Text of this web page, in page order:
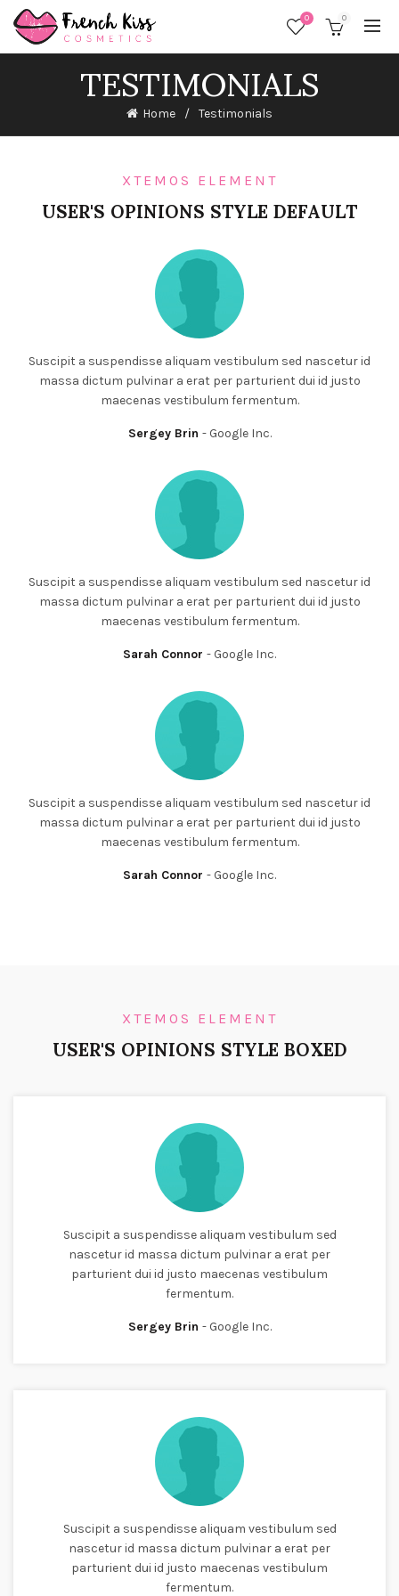
0 0
TESTIMONIALS
Home Testimonials
XTEMOS ELEMENT
USER'S OPINIONS STYLE DEFAULT
Suscipit a suspendisse aliquam vestibulum sed nascetur id
massa dictum pulvinar a erat per parturient dui id justo
maecenas vestibulum fermentum.
Sergey Brin Google Inc.
Suscipit a suspendisse aliquam vestibulum sed nascetur id
massa dictum pulvinar a erat per parturient dui id justo
maecenas vestibulum fermentum.
Sarah Connor Google Inc.
Suscipit a suspendisse aliquam vestibulum sed nascetur id
massa dictum pulvinar a erat per parturient dui id justo
maecenas vestibulum fermentum.
Sarah Connor Google Inc.
XTEMOS ELEMENT
USER'S OPINIONS STYLE BOXED
Suscipit a suspendisse aliquam vestibulum sed
nascetur id massa dictum pulvinar a erat per
parturient dui id justo maecenas vestibulum
fermentum.
Sergey Brin Google Inc.
Suscipit a suspendisse aliquam vestibulum sed
nascetur id massa dictum pulvinar a erat per
parturient dui id justo maecenas vestibulum
fermentum.